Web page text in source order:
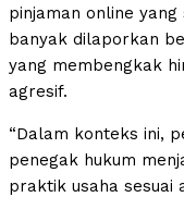
pinjaman online
banyak dilaporkan
yang membengkak
agresif.
“Dalam konteks ini,
penegak hukum
praktik usaha sesuai